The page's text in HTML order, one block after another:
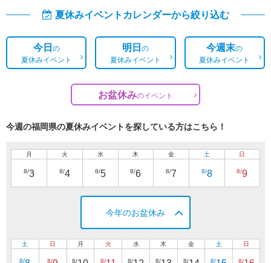
夏休みイベントカレンダーから絞り込む
今日の
夏休みイベント
明日の
夏休みイベント
今週末の
夏休みイベント
お盆休みのイベント
今週の福岡県の夏休みイベントを探している方はこちら！
月
8/3
火
8/4
水
8/5
木
8/6
金
8/7
土
8/8
日
8/9
今年のお盆休み
土
8/
日
8/
月
8/
火
8/
水
8/
木
8/
金
8/
土
8/
日
8/